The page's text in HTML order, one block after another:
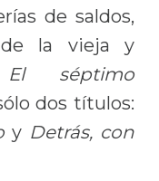
de saldos,
de la vieja y
El séptimo
dos títulos:
y Detrás, con